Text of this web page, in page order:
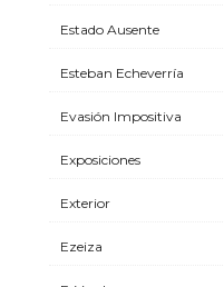
Estado Ausente
Esteban Echeverría
Evasión Impositiva
Exposiciones
Exterior
Ezeiza